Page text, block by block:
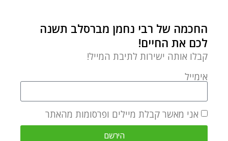
החכמה של רבי נחמן מברסלב תשנה
לכם את החיים!
קבלו אותה ישירות לתיבת המייל!
אימייל
אני מאשר קבלת מיילים ופרסומות מהאתר
הירשם